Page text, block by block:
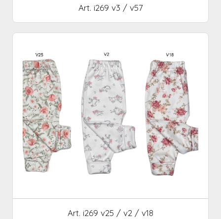
Art. i269 v3 / v57
Art. i269 v25 / v2 / v18